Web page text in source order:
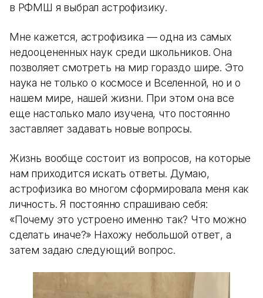
в РФМШ я выбрал астрофизику.
Мне кажется, астрофизика — одна из самых
недооцененных наук среди школьников. Она
позволяет смотреть на мир гораздо шире. Это
наука не только о космосе и Вселенной, но и о
нашем мире, нашей жизни. При этом она все
еще настолько мало изучена, что постоянно
заставляет задавать новые вопросы.
Жизнь вообще состоит из вопросов, на которые
нам приходится искать ответы. Думаю,
астрофизика во многом сформировала меня как
личность. Я постоянно спрашиваю себя:
«Почему это устроено именно так? Что можно
сделать иначе?» Нахожу небольшой ответ, а
затем задаю следующий вопрос.